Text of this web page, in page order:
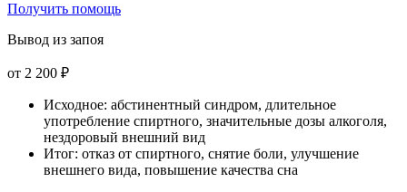
Получить помощь
Вывод из запоя
от 2 200 ₽
Исходное: абстинентный синдром, длительное
употребление спиртного, значительные дозы алкоголя,
нездоровый внешний вид
Итог: отказ от спиртного, снятие боли, улучшение
внешнего вида, повышение качества сна